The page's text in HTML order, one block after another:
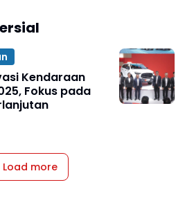
Kendaraan
Fokus pada
Load more